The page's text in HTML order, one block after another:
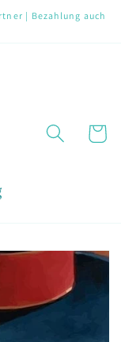
| Bezahlung auch